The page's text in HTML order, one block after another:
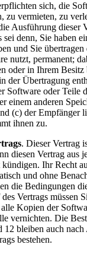
sich, die
zu vermieten, zu
Ausführung dieser
sei denn, Sie haben
und Sie übertragen
nutzt, permanent;
oder in Ihrem
der Übertragung
Software oder Teile
einem anderen
(c) der Empfänger
ihnen zu.
. Dieser Vertrag
diesen Vertrag aus
Ihr Recht
und ohne
die Bedingungen
Vertrags müssen
Kopien der
vernichten. Die
12 bleiben auch
bestehen.